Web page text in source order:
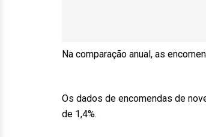
Na comparação anual, as
Os dados de encomendas de
de 1,4%.